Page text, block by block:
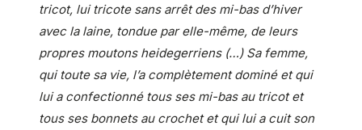
tricot, lui tricote sans arrêt des mi-bas d’hiver
avec la laine, tondue par elle-même, de leurs
propres moutons heidegerriens (…) Sa femme,
qui toute sa vie, l’a complètement dominé et qui
lui a confectionné tous ses mi-bas au tricot et
tous ses bonnets au crochet et qui lui a cuit son